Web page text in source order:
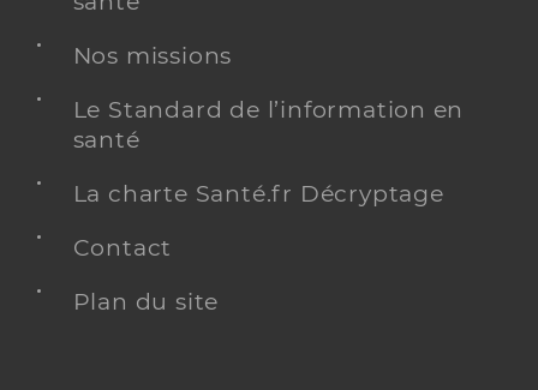
Nos missions
Le Standard de l’information en
santé
La charte Santé.fr Décryptage
Contact
Plan du site